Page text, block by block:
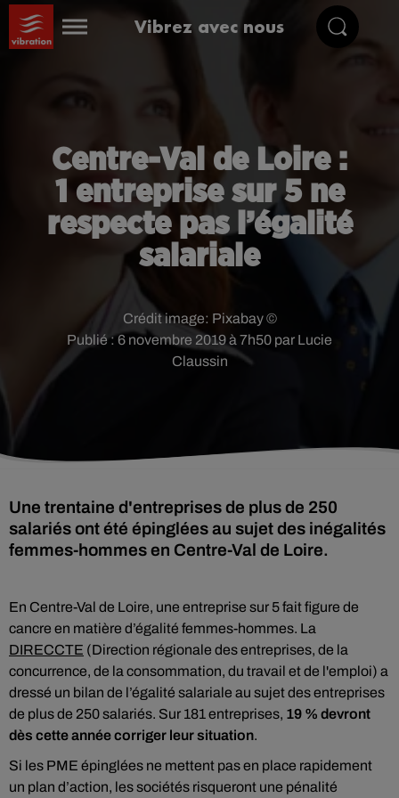
Vibrez avec nous
Centre-Val de Loire :
1 entreprise sur 5 ne
respecte pas l’égalité
salariale
Publié : 6 novembre 2019 à 7h50 par Lucie
Claussin
Crédit image: Pixabay ©
Une trentaine d'entreprises de plus de 250
salariés ont été épinglées au sujet des inégalités
femmes-hommes en Centre-Val de Loire.
En Centre-Val de Loire, une entreprise sur 5 fait figure de
cancre en matière d’égalité femmes-hommes. La
DIRECCTE (Direction régionale des entreprises, de la
concurrence, de la consommation, du travail et de l'emploi) a
dressé un bilan de l’égalité salariale au sujet des entreprises
de plus de 250 salariés. Sur 181 entreprises, 19 % devront
dès cette année corriger leur situation.
Si les PME épinglées ne mettent pas en place rapidement
un plan d’action, les sociétés risqueront une pénalité